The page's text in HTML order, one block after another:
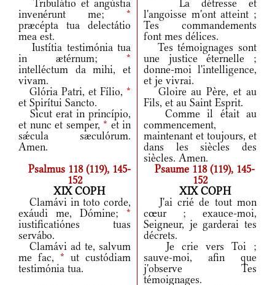
Tribulátio et angústia
invenérunt me; *
præcépta tua delectátio
mea est.
La détresse et
l'angoisse m'ont atteint ;
Tes commandements
font mes délices.
Iustítia testimónia tua
in ætérnum; *
intelléctum da mihi, et
vivam.
Tes témoignages sont
une justice éternelle ;
donne-moi l'intelligence,
et je vivrai.
Glória Patri, et Fílio, *
et Spirítui Sancto.
Gloire au Père, et au
Fils, et au Saint Esprit.
Sicut erat in princípio,
et nunc et semper, * et in
sǽcula sæculórum.
Amen.
Comme il était au
commencement,
maintenant et toujours, et
dans les siècles des
siècles. Amen.
Psalmus 118 (119), 145-
152
Psaume 118 (119), 145-
152
XIX COPH
XIX COPH
Clamávi in toto corde,
exáudi me, Dómine; *
iustificatiónes tuas
servábo.
J'ai crié de tout mon
cœur ; exauce-moi,
Seigneur, je garderai tes
décrets.
Clamávi ad te, salvum
me fac, * ut custódiam
testimónia tua.
Je crie vers Toi ;
sauve-moi, afin que
j'observe Tes
témoignages.